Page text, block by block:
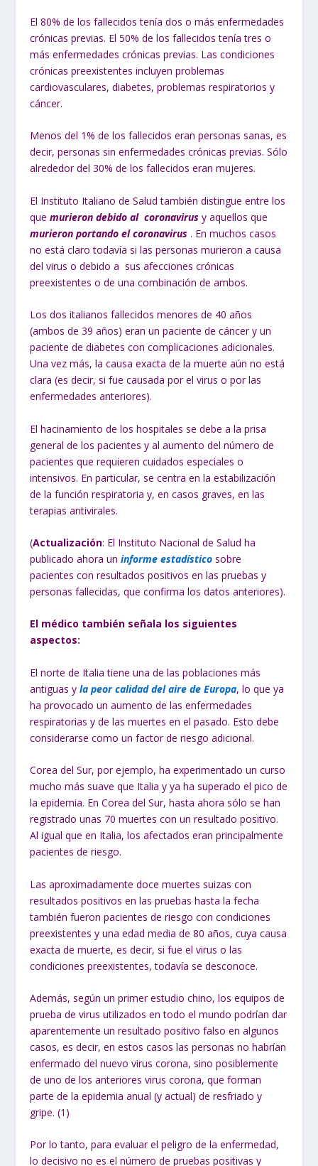
El 80% de los fallecidos tenía dos o más enfermedades
crónicas previas. El 50% de los fallecidos tenía tres o
más enfermedades crónicas previas. Las condiciones
crónicas preexistentes incluyen problemas
cardiovasculares, diabetes, problemas respiratorios y
cáncer.
Menos del 1% de los fallecidos eran personas sanas, es
decir, personas sin enfermedades crónicas previas. Sólo
alrededor del 30% de los fallecidos eran mujeres.
El Instituto Italiano de Salud también distingue entre los
quemurieron debido al coronavirus y aquellos que
murieron portando el coronavirus. En muchos casos
no está claro todavía si las personas murieron a causa
del virus o debido a sus afecciones crónicas
preexistentes o de una combinación de ambos.
Los dos italianos fallecidos menores de 40 años
(ambos de 39 años) eran un paciente de cáncer y un
paciente de diabetes con complicaciones adicionales.
Una vez más, la causa exacta de la muerte aún no está
clara (es decir, si fue causada por el virus o por las
enfermedades anteriores).
El hacinamiento de los hospitales se debe a la prisa
general de los pacientes y al aumento del número de
pacientes que requieren cuidados especiales o
intensivos. En particular, se centra en la estabilización
de la función respiratoria y, en casos graves, en las
terapias antivirales.
(Actualización: El Instituto Nacional de Salud ha
publicado ahora un informe estadístico sobre
pacientes con resultados positivos en las pruebas y
personas fallecidas, que confirma los datos anteriores).
El médico también señala los siguientes
aspectos:
El norte de Italia tiene una de las poblaciones más
antiguas yla peor calidad del aire de Europa, lo que ya
ha provocado un aumento de las enfermedades
respiratorias y de las muertes en el pasado. Esto debe
considerarse como un factor de riesgo adicional.
Corea del Sur, por ejemplo, ha experimentado un curso
mucho más suave que Italia y ya ha superado el pico de
la epidemia. En Corea del Sur, hasta ahora sólo se han
registrado unas 70 muertes con un resultado positivo.
Al igual que en Italia, los afectados eran principalmente
pacientes de riesgo.
Las aproximadamente doce muertes suizas con
resultados positivos en las pruebas hasta la fecha
también fueron pacientes de riesgo con condiciones
preexistentes y una edad media de 80 años, cuya causa
exacta de muerte, es decir, si fue el virus o las
condiciones preexistentes, todavía se desconoce.
Además, según un primer estudio chino, los equipos de
prueba de virus utilizados en todo el mundo podrían dar
aparentemente un resultado positivo falso en algunos
casos, es decir, en estos casos las personas no habrían
enfermado del nuevo virus corona, sino posiblemente
de uno de los anteriores virus corona, que forman
parte de la epidemia anual (y actual) de resfriado y
gripe. (1)
Por lo tanto, para evaluar el peligro de la enfermedad,
lo decisivo no es el número de pruebas positivas y